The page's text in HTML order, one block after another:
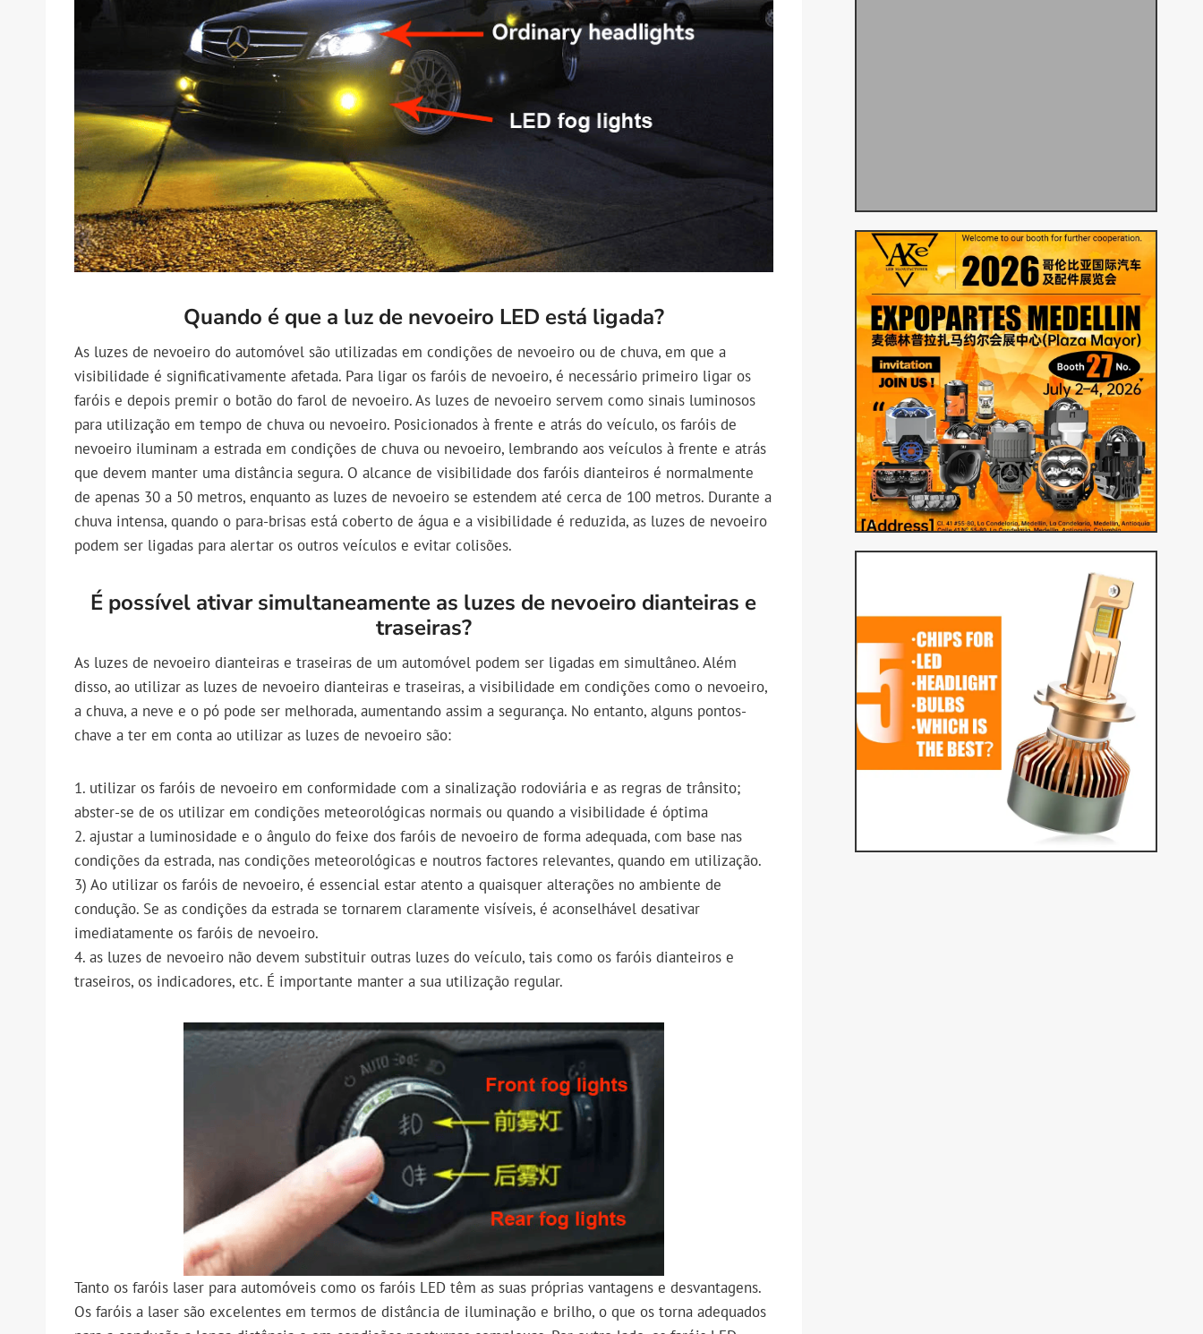
Quando é que a luz de nevoeiro LED está ligada?
As luzes de nevoeiro do automóvel são utilizadas em condições de nevoeiro ou de chuva, em que a
visibilidade é significativamente afetada. Para ligar os faróis de nevoeiro, é necessário primeiro ligar os
faróis e depois premir o botão do farol de nevoeiro. As luzes de nevoeiro servem como sinais luminosos
para utilização em tempo de chuva ou nevoeiro. Posicionados à frente e atrás do veículo, os faróis de
nevoeiro iluminam a estrada em condições de chuva ou nevoeiro, lembrando aos veículos à frente e atrás
que devem manter uma distância segura. O alcance de visibilidade dos faróis dianteiros é normalmente
de apenas 30 a 50 metros, enquanto as luzes de nevoeiro se estendem até cerca de 100 metros. Durante a
chuva intensa, quando o para-brisas está coberto de água e a visibilidade é reduzida, as luzes de nevoeiro
podem ser ligadas para alertar os outros veículos e evitar colisões.
É possível ativar simultaneamente as luzes de nevoeiro dianteiras e
traseiras?
As luzes de nevoeiro dianteiras e traseiras de um automóvel podem ser ligadas em simultâneo. Além
disso, ao utilizar as luzes de nevoeiro dianteiras e traseiras, a visibilidade em condições como o nevoeiro,
a chuva, a neve e o pó pode ser melhorada, aumentando assim a segurança. No entanto, alguns pontos-
chave a ter em conta ao utilizar as luzes de nevoeiro são:
1. utilizar os faróis de nevoeiro em conformidade com a sinalização rodoviária e as regras de trânsito;
abster-se de os utilizar em condições meteorológicas normais ou quando a visibilidade é óptima
2. ajustar a luminosidade e o ângulo do feixe dos faróis de nevoeiro de forma adequada, com base nas
condições da estrada, nas condições meteorológicas e noutros factores relevantes, quando em utilização.
3) Ao utilizar os faróis de nevoeiro, é essencial estar atento a quaisquer alterações no ambiente de
condução. Se as condições da estrada se tornarem claramente visíveis, é aconselhável desativar
imediatamente os faróis de nevoeiro.
4. as luzes de nevoeiro não devem substituir outras luzes do veículo, tais como os faróis dianteiros e
traseiros, os indicadores, etc. É importante manter a sua utilização regular.
Tanto os faróis laser para automóveis como os faróis LED têm as suas próprias vantagens e desvantagens.
Os faróis a laser são excelentes em termos de distância de iluminação e brilho, o que os torna adequados